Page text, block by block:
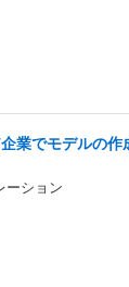
業でモデルの作
ーション